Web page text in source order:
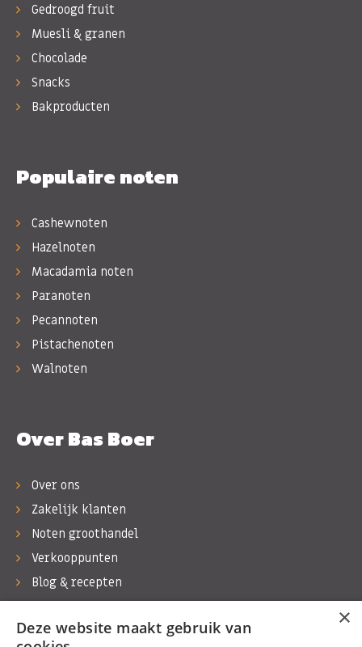
Gedroogd fruit
Muesli & granen
Chocolade
Snacks
Bakproducten
Populaire noten
Cashewnoten
Hazelnoten
Macadamia noten
Paranoten
Pecannoten
Pistachenoten
Walnoten
Over Bas Boer
Over ons
Zakelijk klanten
Noten groothandel
Verkooppunten
Blog & recepten
Werken bij Bas Boer Noten
Contact
×
Deze website maakt gebruik van